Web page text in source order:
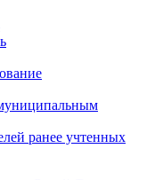
ранее учтенных